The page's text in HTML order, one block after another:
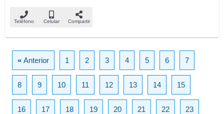
Teléfono Celular Compartir
«Anterior 1 2 3 4 5 6 7
8 9 10 11 12 13 14 15
16 17 18 19 20 21 22 23